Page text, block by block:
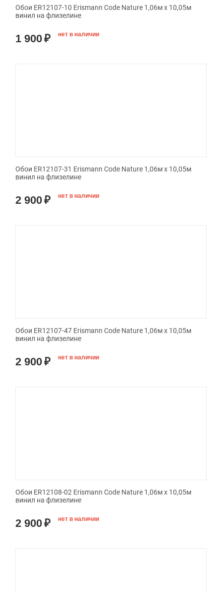
Обои ER12107-10 Erismann Code Nature 1,06м х 10,05м
винил на флизелине
1 900₽ нет в наличии
Обои ER12107-31 Erismann Code Nature 1,06м х 10,05м
винил на флизелине
2 900₽ нет в наличии
Обои ER12107-47 Erismann Code Nature 1,06м х 10,05м
винил на флизелине
2 900₽ нет в наличии
Обои ER12108-02 Erismann Code Nature 1,06м х 10,05м
винил на флизелине
2 900₽ нет в наличии